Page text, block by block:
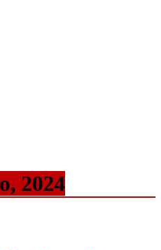
2024